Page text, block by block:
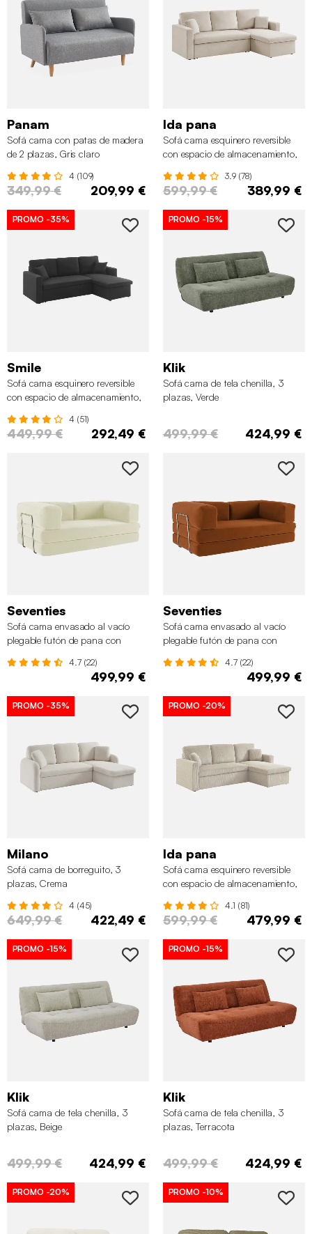
Panam
Sofá cama con patas de madera
de 2 plazas, Gris claro
4 (109)
349,99 € 209,99 €
Ida pana
Sofá cama esquinero reversible
con espacio de almacenamiento,
3.9 (78)
599,99 € 389,99 €
PROMO -35%
Smile
Sofá cama esquinero reversible
con espacio de almacenamiento,
4 (51)
449,99 € 292,49 €
PROMO -15%
Klik
Sofá cama de tela chenilla, 3
plazas, Verde
499,99 € 424,99 €
Seventies
Sofá cama envasado al vacío
plegable futón de pana con
Blanco roto
4.7 (22)
499,99 €
Seventies
Sofá cama envasado al vacío
plegable futón de pana con
Terracota
4.7 (22)
499,99 €
PROMO -35%
Milano
Sofá cama de borreguito, 3
plazas, Crema
4 (45)
649,99 € 422,49 €
PROMO -20%
Ida pana
Sofá cama esquinero reversible
con espacio de almacenamiento,
4.1 (81)
599,99 € 479,99 €
PROMO -15%
Klik
Sofá cama de tela chenilla, 3
plazas, Beige
499,99 € 424,99 €
PROMO -15%
Klik
Sofá cama de tela chenilla, 3
plazas, Terracota
499,99 € 424,99 €
PROMO -20% PROMO -10%